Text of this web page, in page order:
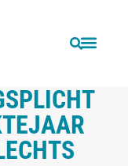
VOLGENDE